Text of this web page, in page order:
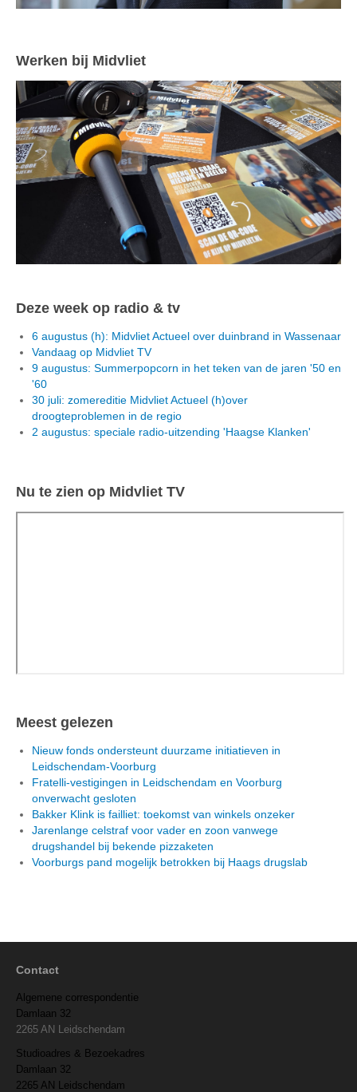
Werken bij Midvliet
Deze week op radio & tv
6 augustus (h): Midvliet Actueel over duinbrand in Wassenaar
Vandaag op Midvliet TV
9 augustus: Summerpopcorn in het teken van de jaren '50 en
'60
30 juli: zomereditie Midvliet Actueel (h)over
droogteproblemen in de regio
2 augustus: speciale radio-uitzending 'Haagse Klanken'
Nu te zien op Midvliet TV
Meest gelezen
Nieuw fonds ondersteunt duurzame initiatieven in
Leidschendam-Voorburg
Fratelli-vestigingen in Leidschendam en Voorburg
onverwacht gesloten
Bakker Klink is failliet: toekomst van winkels onzeker
Jarenlange celstraf voor vader en zoon vanwege
drugshandel bij bekende pizzaketen
Voorburgs pand mogelijk betrokken bij Haags drugslab
Contact
Algemene correspondentie
Damlaan 32
2265 AN Leidschendam
Studioadres & Bezoekadres
Damlaan 32
2265 AN Leidschendam